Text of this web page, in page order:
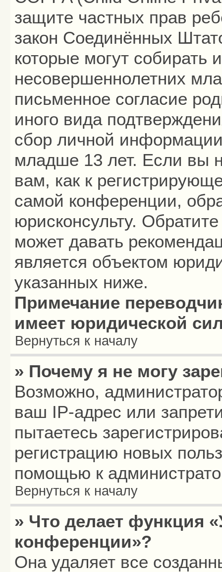
защите частных прав
закон Соединённых
которые могут
несовершеннолетних
письменное согласие
иного вида
сбор личной
младше 13 лет. Если вы
вам, как к
самой конференции,
юрисконсульту.
может давать
является объектом
указанных ниже.
Примечание
имеет юридической
Вернуться к началу
» Почему я не могу
Возможно,
ваш IP-адрес или
пытаетесь
регистрацию новых
помощью к
Вернуться к началу
» Что делает функция
конференции»?
Она удаляет все